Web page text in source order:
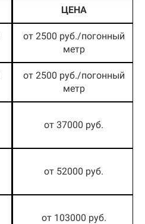
ЦЕНА
от 2500 руб./погонный
метр
от 2500 руб./погонный
метр
от 37000 руб.
от 52000 руб.
от 103000 руб.